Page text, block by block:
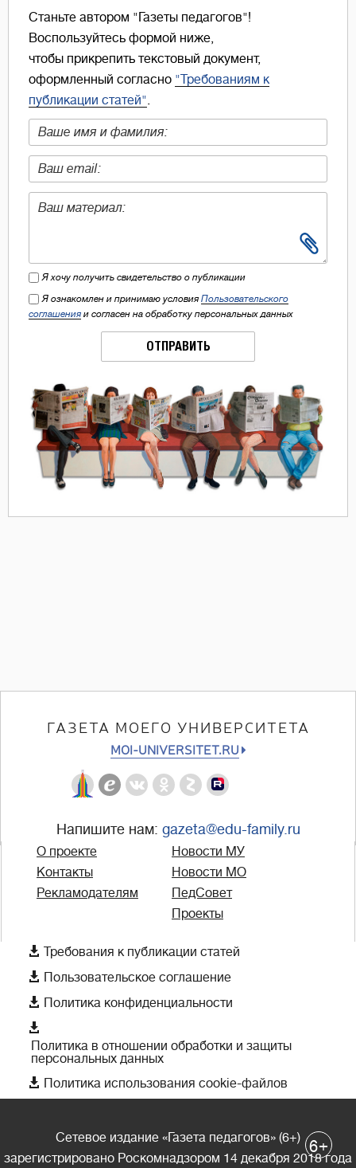
Станьте автором "Газеты педагогов"!
Воспользуйтесь формой ниже,
чтобы прикрепить текстовый документ,
оформленный согласно "Требованиям к
публикации статей"
Я хочу получить свидетельство о публикации
Я ознакомлен и принимаю условия Пользовательского
соглашения и согласен на обработку персональных данных
ОТПРАВИТЬ
ГАЗЕТА МОЕГО УНИВЕРСИТЕТА
MOI-UNIVERSITET.RU
Напишите нам: gazeta@edu-family.ru
О проекте
Контакты
Рекламодателям
Новости МУ
Новости МО
ПедСовет
Проекты
 Требования к публикации статей
 Пользовательское соглашение
 Политика конфиденциальности

Политика в отношении обработки и защиты
персональных данных
 Политика использования cookie-файлов
Сетевое издание «Газета педагогов» (6+)
зарегистрировано Роскомнадзором 14 декабря 2018 года
6+